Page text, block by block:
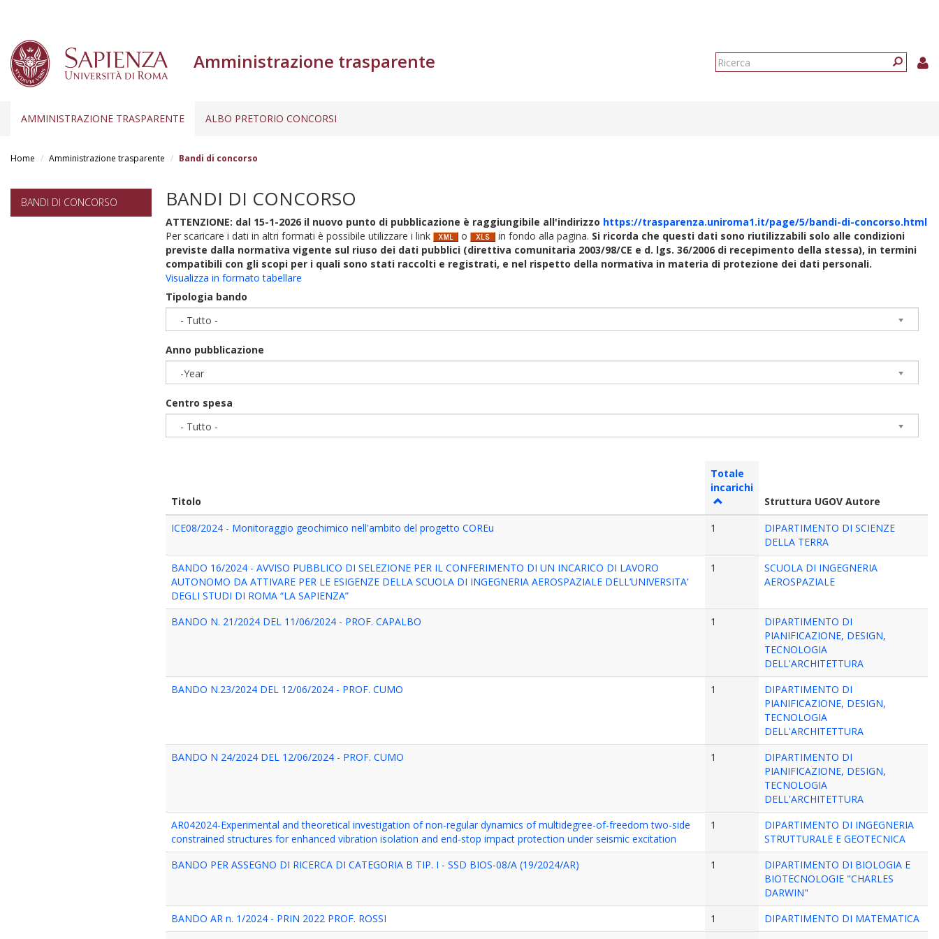
Amministrazione trasparente
Form
AMMINISTRAZIONE TRASPARENTE ALBO PRETORIO CONCORSI
Home Amministrazione trasparente Bandi di concorso
BANDI DI CONCORSO BANDI DI CONCORSO
ATTENZIONE: dal 15-1-2026 il nuovo punto di pubblicazione è raggiungibile all'indirizzo https://trasparenza.uniroma1.it/page/5/bandi-di-concorso.html
Per scaricare i dati in altri formati è possibile utilizzare i link
o in fondo alla pagina. Si ricorda che questi dati sono riutilizzabili solo alle condizioni
previste dalla normativa vigente sul riuso dei dati pubblici (direttiva comunitaria 2003/98/CE e d. lgs. 36/2006 di recepimento della stessa), in termini
compatibili con gli scopi per i quali sono stati raccolti e registrati, e nel rispetto della normativa in materia di protezione dei dati personali.
Visualizza in formato tabellare
Tipologia bando
- Tutto -
Anno pubblicazione
-Year
Centro spesa
- Tutto -
Titolo
Totale
incarichi
Struttura UGOV Autore
ICE08/2024 - Monitoraggio geochimico nell'ambito del progetto COREu
1
DIPARTIMENTO DI SCIENZE
DELLA TERRA
BANDO 16/2024 - AVVISO PUBBLICO DI SELEZIONE PER IL CONFERIMENTO DI UN INCARICO DI LAVORO
AUTONOMO DA ATTIVARE PER LE ESIGENZE DELLA SCUOLA DI INGEGNERIA AEROSPAZIALE DELL’UNIVERSITA’
DEGLI STUDI DI ROMA “LA SAPIENZA”
1
SCUOLA DI INGEGNERIA
AEROSPAZIALE
BANDO N. 21/2024 DEL 11/06/2024 - PROF. CAPALBO 1
DIPARTIMENTO DI
PIANIFICAZIONE, DESIGN,
TECNOLOGIA
DELL'ARCHITETTURA
BANDO N.23/2024 DEL 12/06/2024 - PROF. CUMO
1
DIPARTIMENTO DI
PIANIFICAZIONE, DESIGN,
TECNOLOGIA
DELL'ARCHITETTURA
BANDO N 24/2024 DEL 12/06/2024 - PROF. CUMO
1
DIPARTIMENTO DI
PIANIFICAZIONE, DESIGN,
TECNOLOGIA
DELL'ARCHITETTURA
AR042024-Experimental and theoretical investigation of non-regular dynamics of multidegree-of-freedom two-side
constrained structures for enhanced vibration isolation and end-stop impact protection under seismic excitation
1
DIPARTIMENTO DI INGEGNERIA
STRUTTURALE E GEOTECNICA
BANDO PER ASSEGNO DI RICERCA DI CATEGORIA B TIP. I - SSD BIOS-08/A (19/2024/AR)
1
DIPARTIMENTO DI BIOLOGIA E
BIOTECNOLOGIE "CHARLES
DARWIN"
BANDO AR n. 1/2024 - PRIN 2022 PROF. ROSSI
1
DIPARTIMENTO DI MATEMATICA